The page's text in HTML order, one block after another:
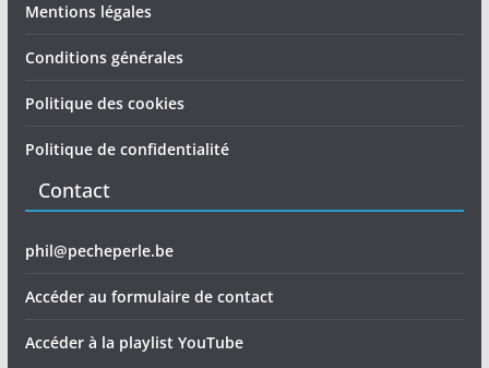
Mentions légales
Conditions générales
Politique des cookies
Politique de confidentialité
Contact
phil@pecheperle.be
Accéder au formulaire de contact
Accéder à la playlist YouTube